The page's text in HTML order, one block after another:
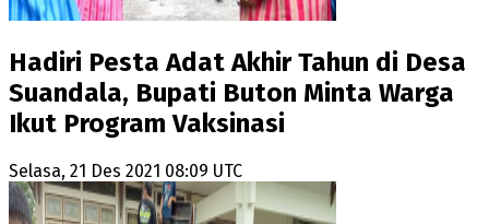
Hadiri Pesta Adat Akhir Tahun di Desa
Suandala, Bupati Buton Minta Warga
Ikut Program Vaksinasi
Selasa, 21 Des 2021 08:09 UTC